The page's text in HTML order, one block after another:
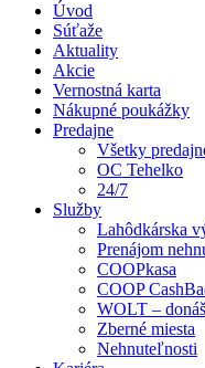
Úvod
Súťaže
Aktuality
Akcie
Vernostná karta
Nákupné poukážky
Predajne
Všetky
OC Tehelko
24/7
Služby
Lahôdkárska
Prenájom
COOPkasa
COOP
WOLT –
Zberné miesta
Nehnuteľnosti